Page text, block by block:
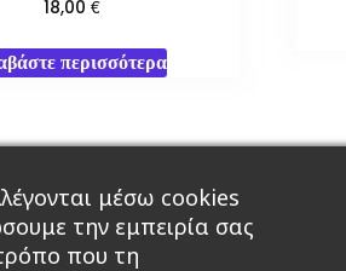
18,00€
περισσότερα
& Δώρα Roleplaying Games
μέσω cookies
την εμπειρία σας
που τη